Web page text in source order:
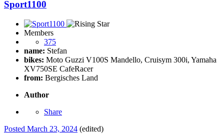
Sport1100
Members
375
name: Stefan
bikes: Moto Guzzi V100S Mandello, Cruisym 300i, Yamaha
XV750SE CafeRacer
from: Bergisches Land
Author
Share
Posted March 23, 2024 (edited)